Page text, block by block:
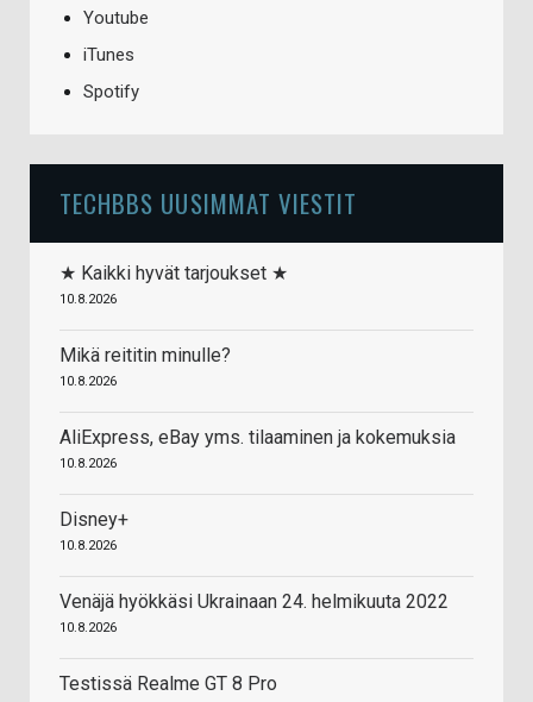
Youtube
iTunes
Spotify
TECHBBS UUSIMMAT VIESTIT
★ Kaikki hyvät tarjoukset ★
10.8.2026
Mikä reititin minulle?
10.8.2026
AliExpress, eBay yms. tilaaminen ja kokemuksia
10.8.2026
Disney+
10.8.2026
Venäjä hyökkäsi Ukrainaan 24. helmikuuta 2022
10.8.2026
Testissä Realme GT 8 Pro